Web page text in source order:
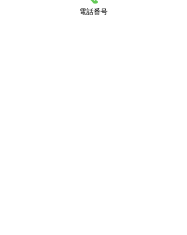
て、2拍子や3拍子で鳴いているように聞こえま
電話番号